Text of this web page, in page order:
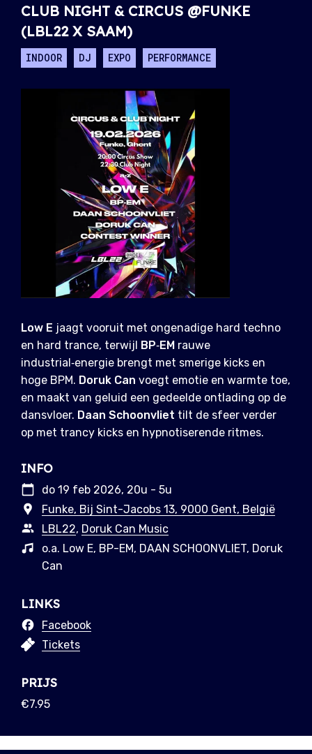
CLUB NIGHT & CIRCUS @FUNKE
(LBL22 X SAAM)
INDOOR DJ EXPO PERFORMANCE
Low E jaagt vooruit met ongenadige hard techno
en hard trance, terwijl
BP‑EM rauwe
industrial‑energie brengt met smerige kicks en
hoge BPM. Doruk Can voegt emotie en warmte toe,
en maakt van geluid een gedeelde ontlading op de
dansvloer. Daan Schoonvliet tilt de sfeer verder
op met trancy kicks en hypnotiserende ritmes.
INFO
do 19 feb 2026, 20u - 5u
Funke, Bij Sint-Jacobs 13, 9000 Gent, België
LBL22, Doruk Can Music
o.a. Low E, BP-EM, DAAN SCHOONVLIET, Doruk
Can
LINKS
Facebook
Tickets
PRIJS
€7.95